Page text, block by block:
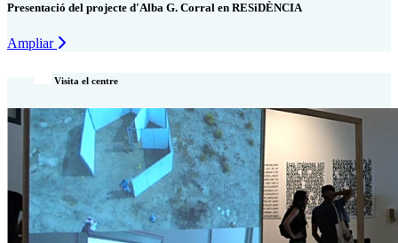
Presentació del projecte d'Alba G. Corral en RESiDÈNCIA
Ampliar
Visita el centre